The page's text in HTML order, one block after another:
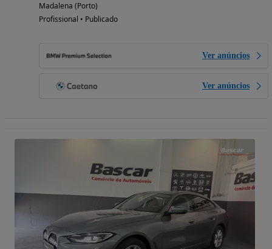
Madalena (Porto)
Profissional • Publicado
Ver anúncios
Ver anúncios